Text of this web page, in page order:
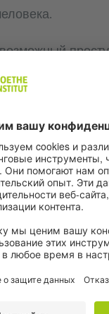
и
обработки
the
всё
что
о